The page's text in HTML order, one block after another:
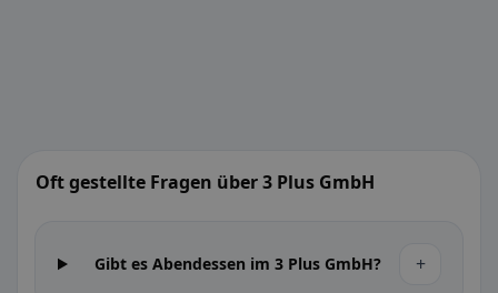
Oft gestellte Fragen über 3 Plus GmbH
Gibt es Abendessen im 3 Plus GmbH? +